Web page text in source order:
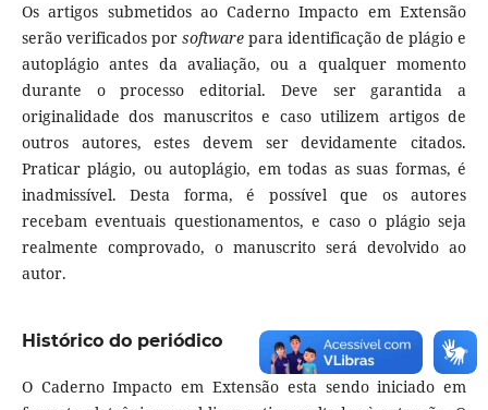
Os artigos submetidos ao Caderno Impacto em Extensão
serão verificados por software para identificação de plágio e
autoplágio antes da avaliação, ou a qualquer momento
durante o processo editorial. Deve ser garantida a
originalidade dos manuscritos e caso utilizem artigos de
outros autores, estes devem ser devidamente citados.
Praticar plágio, ou autoplágio, em todas as suas formas, é
inadmissível. Desta forma, é possível que os autores
recebam eventuais questionamentos, e caso o plágio seja
realmente comprovado, o manuscrito será devolvido ao
autor.
Histórico do periódico
O Caderno Impacto em Extensão esta sendo iniciado em